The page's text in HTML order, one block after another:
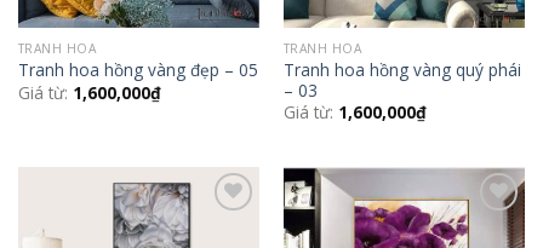
TRANH HOA
Tranh hoa hồng vàng đẹp – 05
Giá từ: 1,600,000₫
TRANH HOA
Tranh hoa hồng vàng quý phái
– 03
Giá từ: 1,600,000₫
Add to
Wishlist